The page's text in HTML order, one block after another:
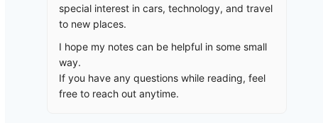
special interest in cars, technology, and travel
to new places.
I hope my notes can be helpful in some small
way.
If you have any questions while reading, feel
free to reach out anytime.